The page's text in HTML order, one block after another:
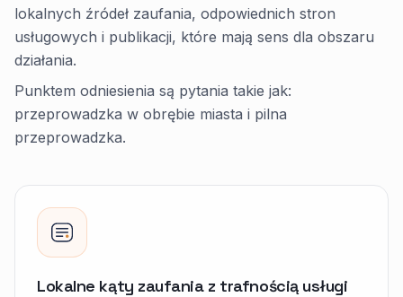
lokalnych źródeł zaufania, odpowiednich stron
usługowych i publikacji, które mają sens dla obszaru
działania.
Punktem odniesienia są pytania takie jak:
przeprowadzka w obrębie miasta i pilna
przeprowadzka.
Lokalne kąty zaufania z trafnością usługi